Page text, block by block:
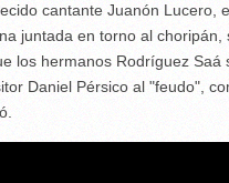
cantante Juanón Lucero,
juntada en torno al
los hermanos Rodríguez
Daniel Pérsico al "feudo",